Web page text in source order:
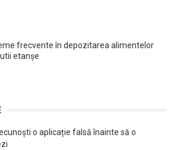
frecvente în depozitarea alimentelor
etanșe
o aplicație falsă înainte să o